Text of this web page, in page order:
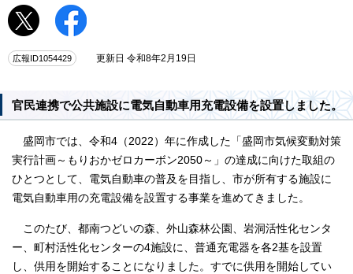
広報ID1054429 更新日 令和8年2月19日
官民連携で公共施設に電気自動車用充電設備を設置しました。
盛岡市では、令和4（2022）年に作成した「盛岡市気候変動対策
実行計画～もりおかゼロカーボン2050～」の達成に向けた取組の
ひとつとして、電気自動車の普及を目指し、市が所有する施設に
電気自動車用の充電設備を設置する事業を進めてきました。
このたび、都南つどいの森、外山森林公園、岩洞活性化センタ
ー、町村活性化センターの4施設に、普通充電器を各2基を設置
し、供用を開始することになりました。すでに供用を開始してい